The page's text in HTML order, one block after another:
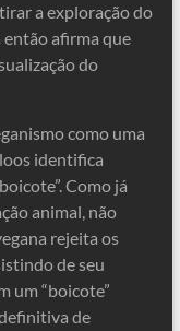
a exploração do
afirma que
do
como uma
identifica
Como já
animal, não
rejeita os
de seu
um “boicote”
de